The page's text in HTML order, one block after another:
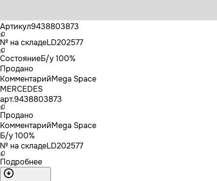
Артикул9438803873
№ на складеLD202577
СостояниеБ/у 100%
Продано
КомментарийMega Space
MERCEDES
арт.9438803873
Продано
КомментарийMega Space
Б/у 100%
№ на складеLD202577
Подробнее